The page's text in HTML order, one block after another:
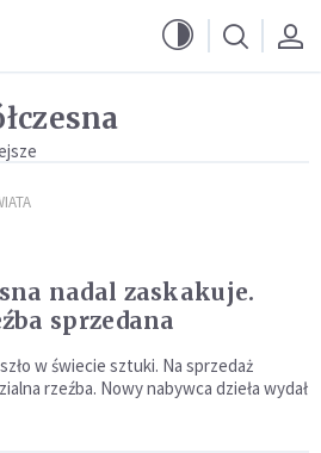
nadal zaskakuje.
sprzedana
w świecie sztuki. Na sprzedaż
rzeźba. Nowy nabywca dzieła wydał